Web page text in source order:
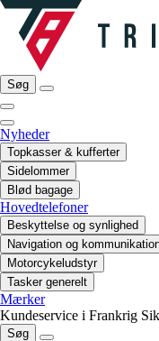
Søg
Nyheder
Topkasser & kufferter
Sidelommer
Blød bagage
Hovedtelefoner
Beskyttelse og synlighed
Navigation og
Motorcykeludstyr
Tasker generelt
Mærker
Kundeservice i Frankrig
Søg